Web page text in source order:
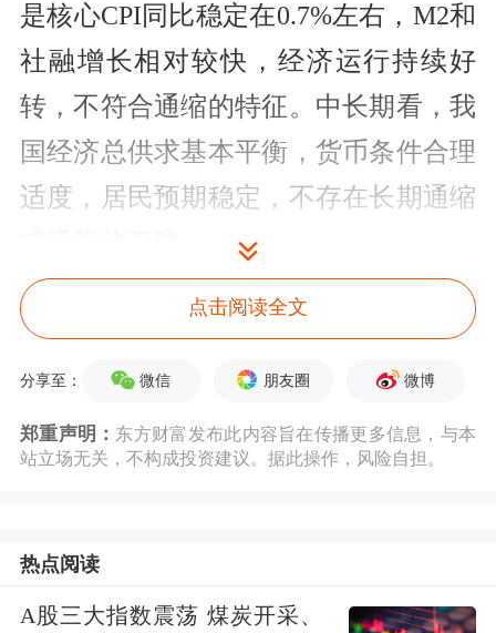
是核心CPI同比稳定在0.7%左右，M2和
社融增长相对较快，经济运行持续好
转，不符合通缩的特征。中长期看，我
国经济总供求基本平衡，货币条件合理
适度，居民预期稳定，不存在长期通缩
央行：稳健的货币政策要精准有力、总
以习近平同志为核心的党中央坚强领导
下，我国宏观政策坚持稳字当头、稳中
点击阅读全文
分享至： 微信 朋友圈 微博
郑重声明： 东方财富发布此内容旨在传播更多信息，与本
站立场无关，不构成投资建议。据此操作，风险自担。
热点阅读
A股三大指数震荡 煤炭开采、